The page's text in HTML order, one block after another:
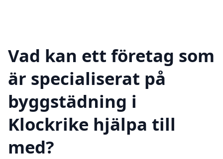
Vad kan ett företag som
är specialiserat på
byggstädning i
Klockrike hjälpa till
med?